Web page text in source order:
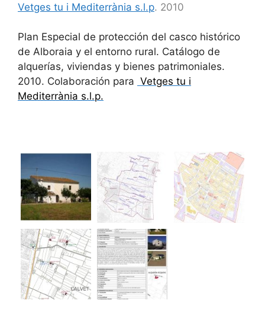
Vetges tu i Mediterrània s.l.p. 2010
Plan Especial de protección del casco histórico
de Alboraia y el entorno rural. Catálogo de
alquerías, viviendas y bienes patrimoniales.
2010. Colaboración para Vetges tu i
Mediterrània s.l.p.